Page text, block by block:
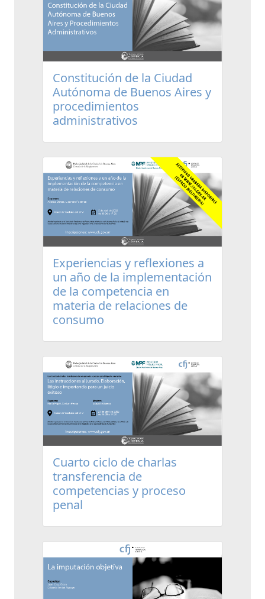
Constitución de la Ciudad
Autónoma de Buenos Aires y
procedimientos
administrativos
Experiencias y reflexiones a
un año de la implementación
de la competencia en
materia de relaciones de
consumo
Cuarto ciclo de charlas
transferencia de
competencias y proceso
penal